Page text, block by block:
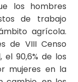
los hombres
de trabajo
agrícola.
de VIII Censo
el 90,6% de los
mujeres en la